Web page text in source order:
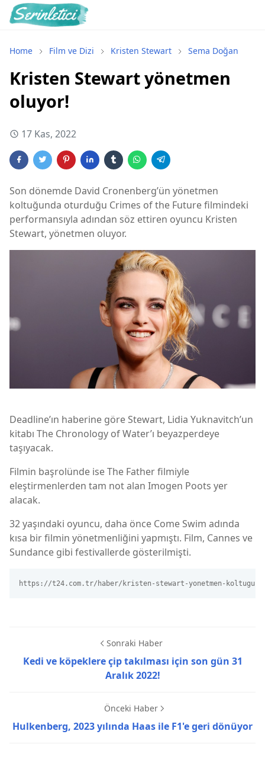
Home Film ve Dizi Kristen Stewart Sema Doğan
Kristen Stewart yönetmen
oluyor!
17 Kas, 2022
Son dönemde David Cronenberg’ün yönetmen
koltuğunda oturduğu Crimes of the Future filmindeki
performansıyla adından söz ettiren oyuncu Kristen
Stewart, yönetmen oluyor.
Deadline’ın haberine göre Stewart, Lidia Yuknavitch’un
kitabı The Chronology of Water’ı beyazperdeye
taşıyacak.
Filmin başrolünde ise The Father filmiyle
eleştirmenlerden tam not alan Imogen Poots yer
alacak.
32 yaşındaki oyuncu, daha önce Come Swim adında
kısa bir filmin yönetmenliğini yapmıştı. Film, Cannes ve
Sundance gibi festivallerde gösterilmişti.
https://t24.com.tr/haber/kristen-stewart-yonetmen-
Sonraki Haber
Kedi ve köpeklere çip takılması için son gün 31
Aralık 2022!
Önceki Haber
Hulkenberg, 2023 yılında Haas ile F1'e geri dönüyor